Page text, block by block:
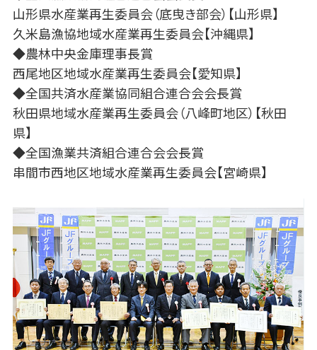
山形県水産業再生委員会（底曳き部会）【山形県】
久米島漁協地域水産業再生委員会【沖縄県】
◆農林中央金庫理事長賞
西尾地区地域水産業再生委員会【愛知県】
◆全国共済水産業協同組合連合会会長賞
秋田県地域水産業再生委員会（八峰町地区）【秋田
県】
◆全国漁業共済組合連合会会長賞
串間市西地区地域水産業再生委員会【宮崎県】